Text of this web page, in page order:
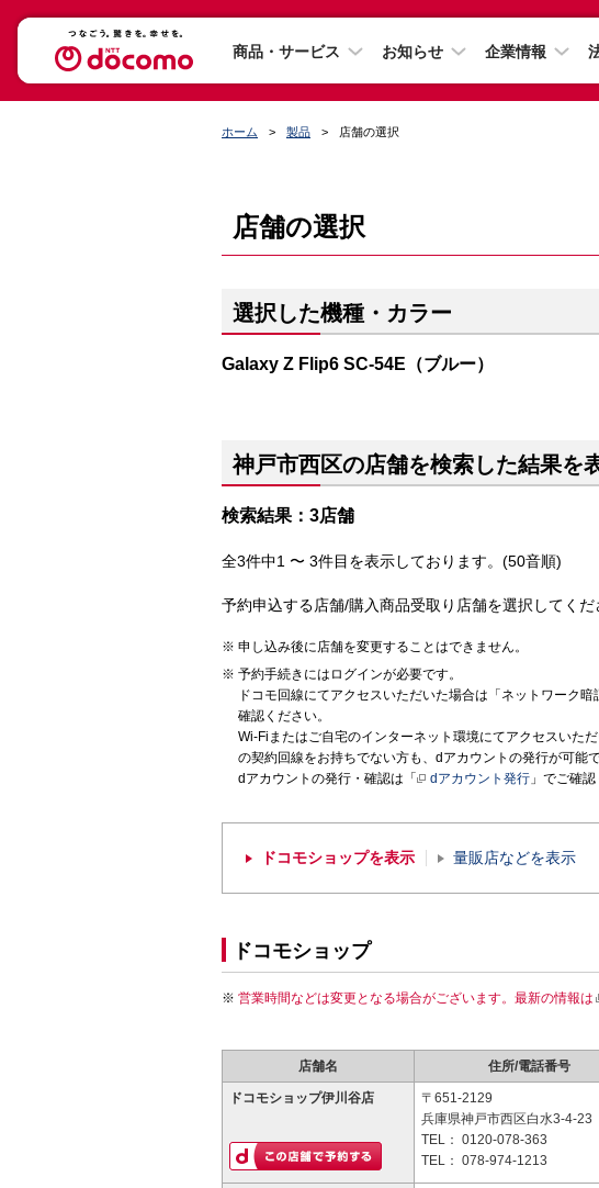
商品・サービス お知らせ 企業情報
ホーム 製品 店舗の選択
店舗の選択
選択した機種・カラー
Galaxy Z Flip6 SC-54E（ブルー）
神戸市西区の店舗を検索した結果を
検索結果：3店舗
全3件中1 〜 3件目を表示しております。(50音順)
予約申込する店舗/購入商品受取り店舗を選択してくだ
申し込み後に店舗を変更することはできません。
予約手続きにはログインが必要です。
ドコモ回線にてアクセスいただいた場合は「ネットワーク
確認ください。
Wi-Fiまたはご自宅のインターネット環境にてアクセスいた
の契約回線をお持ちでない方も、dアカウントの発行が可能で
dアカウントの発行・確認は「
dアカウント発行 」でご確認
ドコモショップを表示 量販店などを表示
ドコモショップ
営業時間などは変更となる場合がございます。最新の情報は
店舗名 住所/電話番号
ドコモショップ伊川谷店
〒651-2129
兵庫県神戸市西区白水3-4-23
TEL： 0120-078-363
TEL： 078-974-1213